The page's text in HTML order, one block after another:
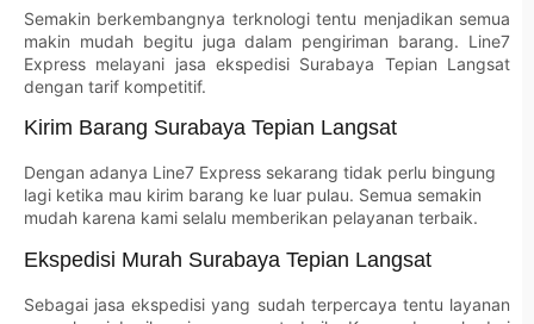
Semakin berkembangnya terknologi tentu menjadikan semua
makin mudah begitu juga dalam pengiriman barang. Line7
Express melayani jasa ekspedisi Surabaya Tepian Langsat
dengan tarif kompetitif.
Kirim Barang Surabaya Tepian Langsat
Dengan adanya Line7 Express sekarang tidak perlu bingung
lagi ketika mau kirim barang ke luar pulau. Semua semakin
mudah karena kami selalu memberikan pelayanan terbaik.
Ekspedisi Murah Surabaya Tepian Langsat
Sebagai jasa ekspedisi yang sudah terpercaya tentu layanan